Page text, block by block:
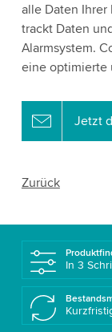
alle Daten Ihrer
trackt Daten
Alarmsystem.
eine optimierte
Jetzt
Zurück
In 3